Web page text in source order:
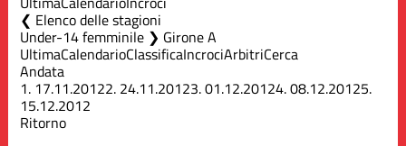
Elenco delle stagioni
Under-14 femminile ❯ Girone A
UltimaCalendarioClassificaIncrociArbitriCerca
Andata
1. 17.11.20122. 24.11.20123.01.12.20124.08.12.20125.
15.12.2012
Ritorno